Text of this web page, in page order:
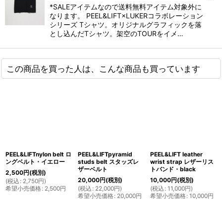
*SALEアイテムなので送料無料アイテム対象外に
なります。 PEEL&LIFT×LUKERコラボレーション
シリーズ Tシャツ。オリジナルグラフィックを落
とし込んだTシャツ。架空のTOURをイメ…
この商品を買った人は、こんな商品も買っています
PEEL&LIFTnylon belt ロ
ングベルト・イエロー
2,500円(税別)
(税込 : 2,750円)
希望小売価格: 2,500円
PEEL&LIFTpyramid
studs belt スタッズレ
ザーベルト
20,000円(税別)
(税込 : 22,000円)
希望小売価格: 20,000円
PEEL&LIFT leather
wrist strap レザーリス
トバンド・black
10,000円(税別)
(税込 : 11,000円)
希望小売価格: 10,000円